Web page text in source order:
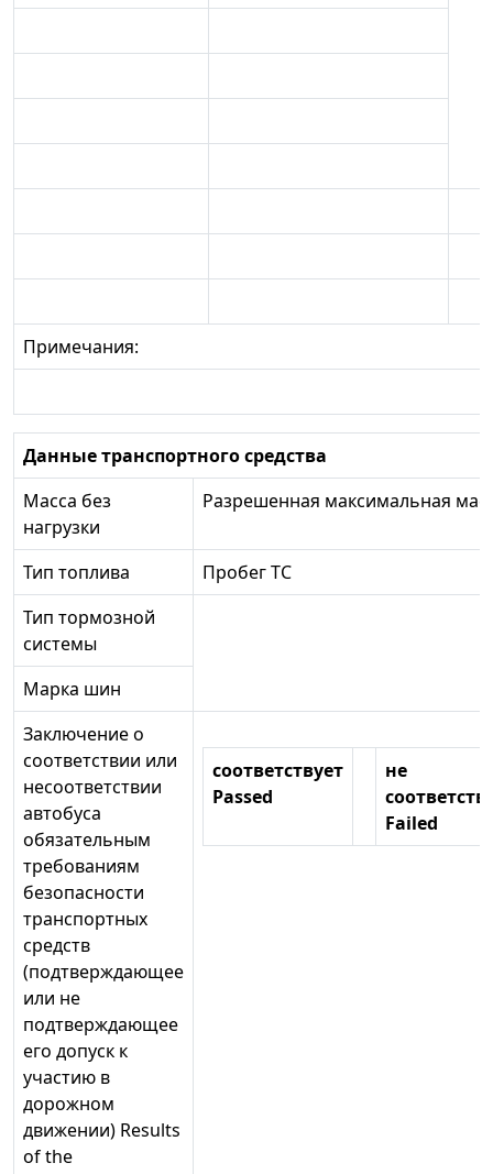
Примечания:
Данные транспортного средства
Масса без
нагрузки
Разрешенная максимальная
Тип топлива
Пробег ТС
Тип тормозной
системы
Марка шин
Заключение о
соответствии или
несоответствии
автобуса
обязательным
требованиям
безопасности
транспортных
средств
(подтверждающее
или не
подтверждающее
его допуск к
участию в
дорожном
движении) Results
of the
соответствует
Passed
не
Failed